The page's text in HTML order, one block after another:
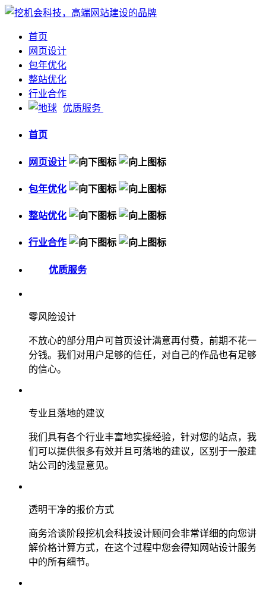
首页
网页设计
包年优化
整站优化
行业合作
优质服务
首页
网页设计
包年优化
整站优化
行业合作
优质服务
零风险设计
不放心的部分用户可首页设计满意再付费，前期不花一
分钱。我们对用户足够的信任，对自己的作品也有足够
的信心。
专业且落地的建议
我们具有各个行业丰富地实操经验，针对您的站点，我
们可以提供很多有效并且可落地的建议，区别于一般建
站公司的浅显意见。
透明干净的报价方式
商务洽谈阶段挖机会科技设计顾问会非常详细的向您讲
解价格计算方式，在这个过程中您会得知网站设计服务
中的所有细节。